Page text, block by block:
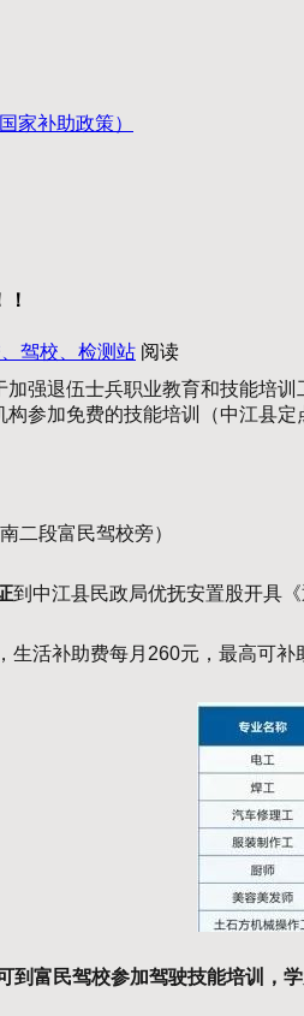
家补助政策）
驾校、检测站 阅读
强退伍士兵职业教育和技能培
参加免费的技能培训（中江县定
二段富民驾校旁）
到中江县民政局优抚安置股开具
，生活补助费每月260元，最高可
到富民驾校参加驾驶技能培训，